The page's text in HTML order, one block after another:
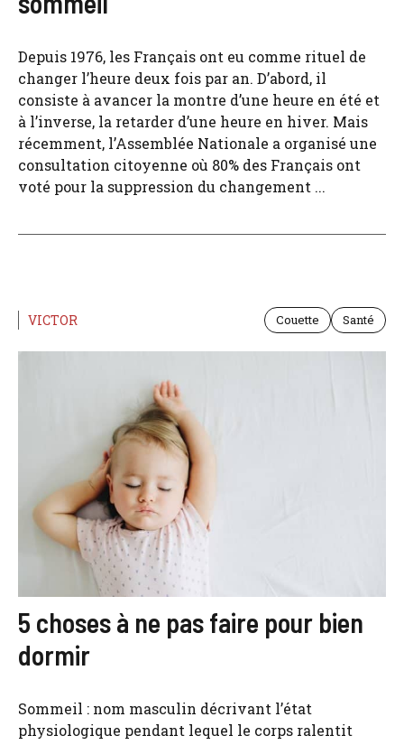
Depuis 1976, les Français ont eu comme rituel de
changer l’heure deux fois par an. D’abord, il
consiste à avancer la montre d’une heure en été et
à l’inverse, la retarder d’une heure en hiver. Mais
récemment, l’Assemblée Nationale a organisé une
consultation citoyenne où 80% des Français ont
voté pour la suppression du changement ...
VICTOR Couette Santé
5 choses à ne pas faire pour bien
dormir
Sommeil : nom masculin décrivant l’état
physiologique pendant lequel le corps ralentit